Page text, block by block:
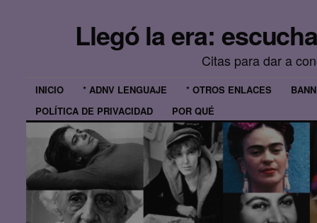
Llegó la era:
Citas para dar a
INICIO * ADNV LENGUAJE * OTROS ENLACES
POLÍTICA DE PRIVACIDAD
POR QUÉ